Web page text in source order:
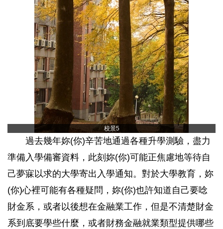
校景5
過去幾年妳(你)辛苦地通過各種升學測驗，盡力
準備入學備審資料，此刻妳(你)可能正焦慮地等待自
己夢寐以求的大學寄出入學通知。對於大學教育，妳
(你)心裡可能有各種疑問，妳(你)也許知道自己要唸
財金系，或者以後想在金融業工作，但是不清楚財金
系到底要學些什麼，或者財務金融就業類型提供哪些